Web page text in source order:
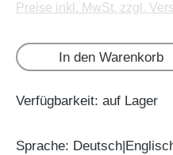
Preise inkl. MwSt. zzgl.
In den Warenkorb
Verfügbarkeit: auf Lager
Sprache: